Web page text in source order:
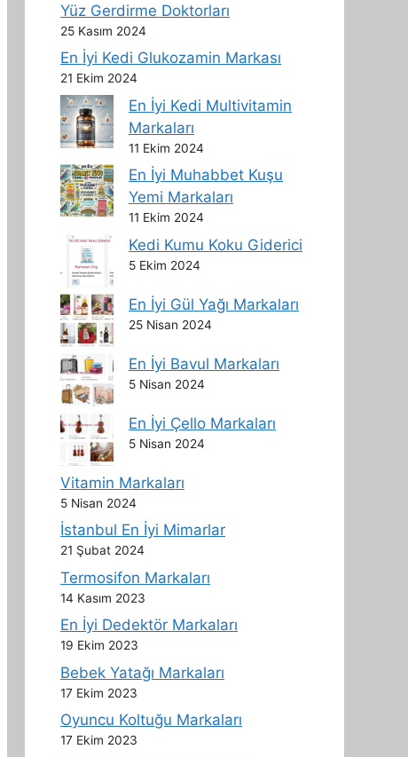
Yüz Gerdirme Doktorları
25 Kasım 2024
En İyi Kedi Glukozamin Markası
21 Ekim 2024
En İyi Kedi Multivitamin
Markaları
11 Ekim 2024
En İyi Muhabbet Kuşu
Yemi Markaları
11 Ekim 2024
Kedi Kumu Koku Giderici
5 Ekim 2024
En İyi Gül Yağı Markaları
25 Nisan 2024
En İyi Bavul Markaları
5 Nisan 2024
En İyi Çello Markaları
5 Nisan 2024
Vitamin Markaları
5 Nisan 2024
İstanbul En İyi Mimarlar
21 Şubat 2024
Termosifon Markaları
14 Kasım 2023
En İyi Dedektör Markaları
19 Ekim 2023
Bebek Yatağı Markaları
17 Ekim 2023
Oyuncu Koltuğu Markaları
17 Ekim 2023